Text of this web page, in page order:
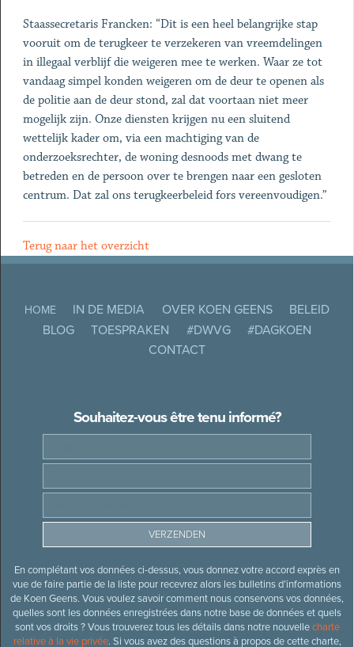
Staassecretaris Francken: “Dit is een heel belangrijke stap
vooruit om de terugkeer te verzekeren van vreemdelingen
in illegaal verblijf die weigeren mee te werken. Waar ze tot
vandaag simpel konden weigeren om de deur te openen als
de politie aan de deur stond, zal dat voortaan niet meer
mogelijk zijn. Onze diensten krijgen nu een sluitend
wettelijk kader om, via een machtiging van de
onderzoeksrechter, de woning desnoods met dwang te
betreden en de persoon over te brengen naar een gesloten
centrum. Dat zal ons terugkeerbeleid fors vereenvoudigen.”
Terug naar het overzicht
HOME IN DE MEDIA OVER KOEN GEENS
BELEID
BLOG
TOESPRAKEN #DWVG
#DAGKOEN
CONTACT
Souhaitez-vous être tenu informé?
En complétant vos données ci-dessus, vous donnez votre accord exprès en
vue de faire partie de la liste pour recevrez alors les bulletins d’informations
de Koen Geens. Vous voulez savoir comment nous conservons vos données,
quelles sont les données enregistrées dans notre base de données et quels
sont vos droits ? Vous trouverez tous les détails dans notre nouvellecharte
relative à la vie privée. Si vous avez des questions à propos de cette charte,